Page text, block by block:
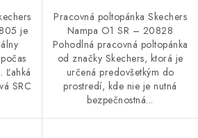
je
Ľahká
SRC
Pracovná poltopánka Skechers
Nampa O1 SR – 20828
Pohodlná pracovná poltopánka
od značky Skechers, ktorá je
určená predovšetkým do
prostredí, kde nie je nutná
bezpečnostná...